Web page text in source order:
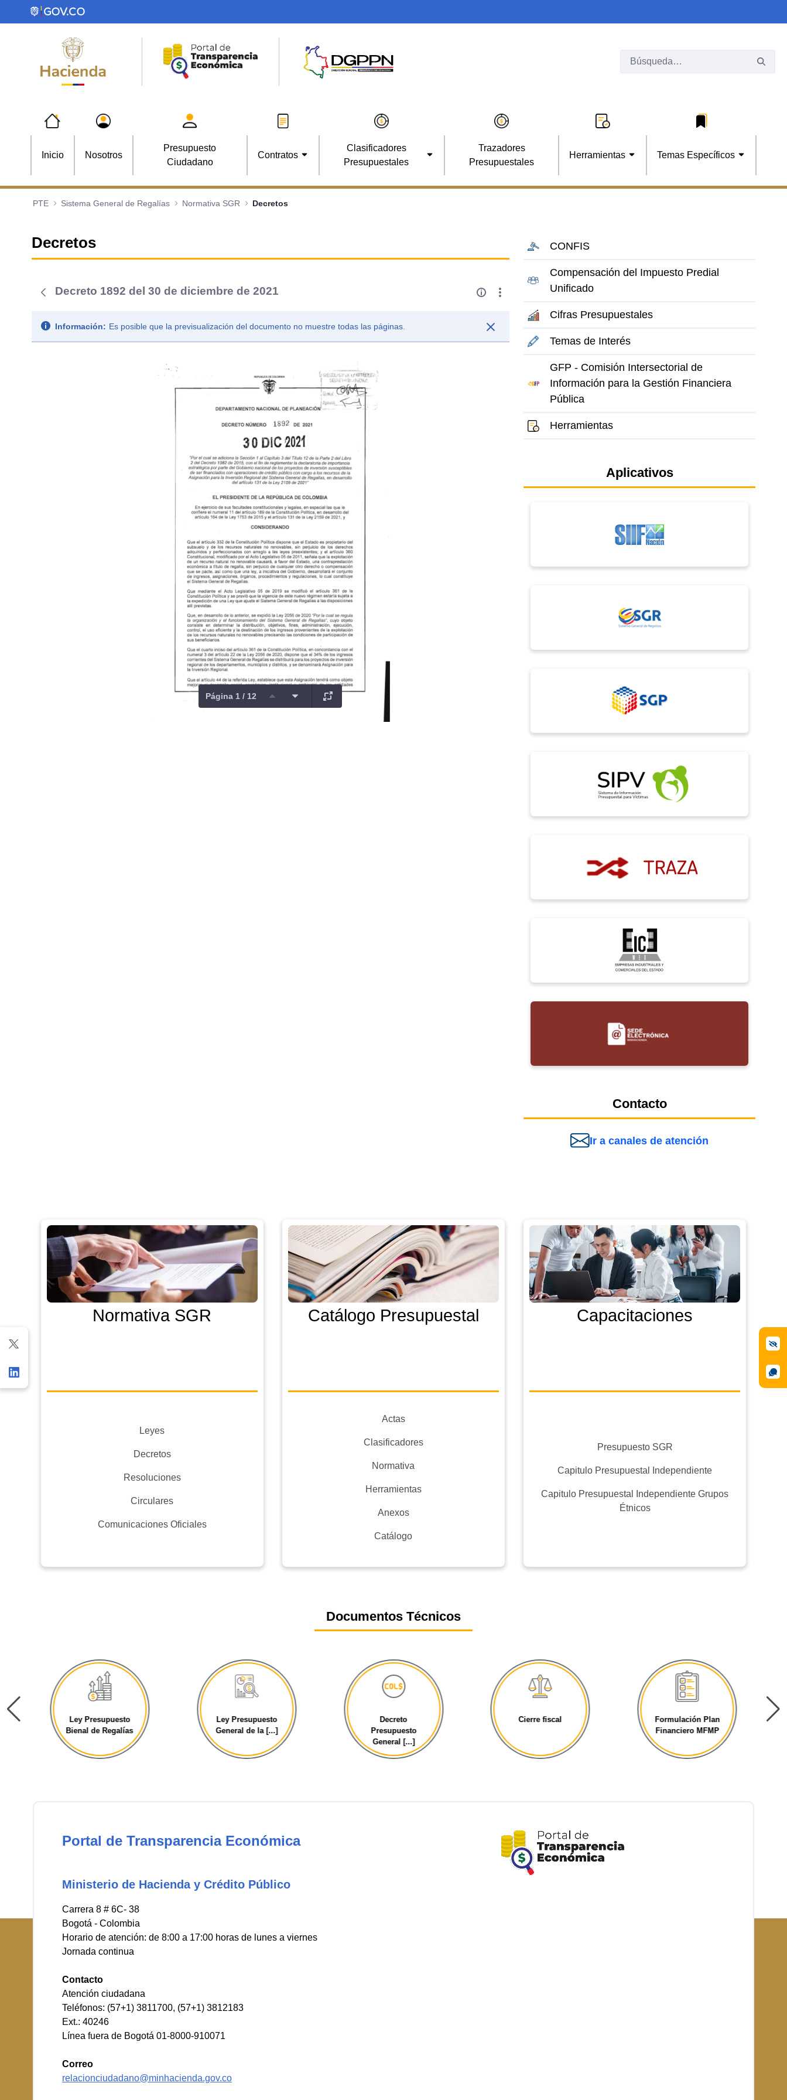
Saltar al contenido principal
Inicio Nosotros
Presupuesto
Ciudadano
Contratos
Clasificadores
Presupuestales
Trazadores
Presupuestales
Herramientas Temas Específicos
PTE Sistema General de Regalías Normativa SGR Decretos
Decretos
Decreto 1892 del 30 de diciembre de 2021
Información: Es posible que la previsualización del documento no muestre todas las páginas.
Página 1 / 12
CONFIS
Compensación del Impuesto Predial
Unificado
Cifras Presupuestales
Temas de Interés
GFP - Comisión Intersectorial de
Información para la Gestión Financiera
Pública
Herramientas
Aplicativos
Contacto
Ir a canales de atención
Normativa SGR
Leyes
Decretos
Resoluciones
Circulares
Comunicaciones Oficiales
Catálogo Presupuestal
Actas
Clasificadores
Normativa
Herramientas
Anexos
Catálogo
Capacitaciones
Presupuesto SGR
Capitulo Presupuestal Independiente
Capitulo Presupuestal Independiente Grupos
Étnicos
Documentos Técnicos
Ley Presupuesto
Bienal de Regalías
Ley Presupuesto
General de la [...]
Decreto
Presupuesto
General [...]
Cierre fiscal
Formulación Plan
Financiero MFMP
Portal de Transparencia Económica
Ministerio de Hacienda y Crédito Público
Carrera 8 # 6C- 38
Bogotá - Colombia
Horario de atención: de 8:00 a 17:00 horas de lunes a viernes
Jornada continua
Contacto
Atención ciudadana
Teléfonos: (57+1) 3811700, (57+1) 3812183
Ext.: 40246
Línea fuera de Bogotá 01-8000-910071
Correo
relacionciudadano@minhacienda.gov.co